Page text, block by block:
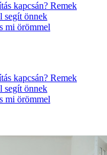
kapcsán? Remek
segít önnek
mi örömmel
kapcsán? Remek
segít önnek
mi örömmel